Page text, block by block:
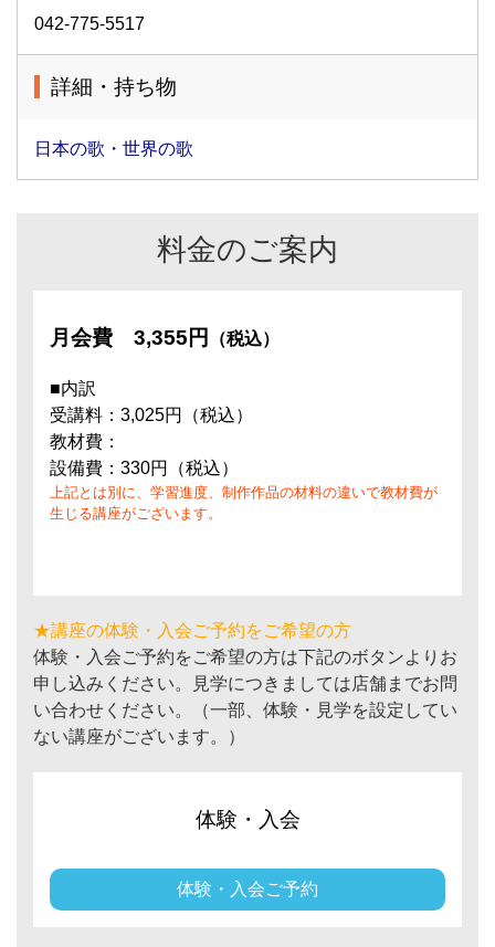
042-775-5517
詳細・持ち物
日本の歌・世界の歌
料金のご案内
月会費 3,355円 （税込）
■内訳
受講料：3,025円（税込）
教材費：
設備費：330円（税込）
上記とは別に、学習進度、制作作品の材料の違いで教材費が
生じる講座がございます。
★講座の体験・入会ご予約をご希望の方
体験・入会ご予約をご希望の方は下記のボタンよりお
申し込みください。見学につきましては店舗までお問
い合わせください。（一部、体験・見学を設定してい
ない講座がございます。）
体験・入会
体験・入会ご予約